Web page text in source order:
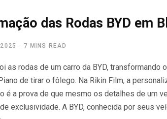
das Rodas BYD em
7 MINS READ
as rodas de um carro da BYD, transformando
de tirar o fôlego. Na Rikin Film, a
é a prova de que mesmo os detalhes de um
exclusividade. A BYD, conhecida por seus